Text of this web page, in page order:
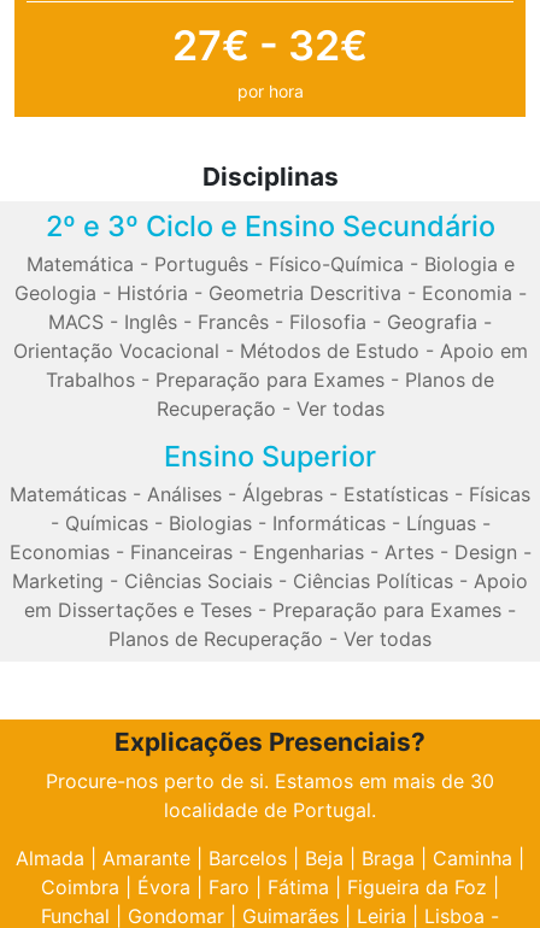
27€ - 32€
por hora
Disciplinas
2º e 3º Ciclo e Ensino Secundário
Matemática - Português- Físico-Química - Biologia e
Geologia - História - Geometria Descritiva - Economia -
MACS - Inglês - Francês - Filosofia - Geografia -
Orientação Vocacional - Métodos de Estudo - Apoio em
Trabalhos - Preparação para Exames - Planos de
Recuperação - Ver todas
Ensino Superior
Matemáticas - Análises - Álgebras - Estatísticas - Físicas
- Químicas- Biologias- Informáticas- Línguas-
Economias- Financeiras- Engenharias- Artes- Design -
Marketing - Ciências Sociais - Ciências Políticas - Apoio
em Dissertações e Teses - Preparação para Exames -
Planos de Recuperação - Ver todas
Explicações Presenciais?
Procure-nos perto de si. Estamos em mais de 30
localidade de Portugal.
Almada
Amarante Barcelos Beja Braga Caminha
Coimbra
Évora Faro Fátima Figueira da Foz
Funchal
Gondomar Guimarães Leiria
Lisboa -